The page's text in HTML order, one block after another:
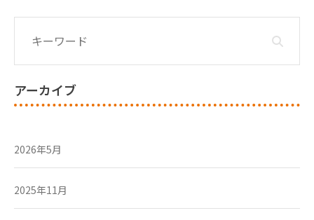
アーカイブ
2026年5月
2025年11月